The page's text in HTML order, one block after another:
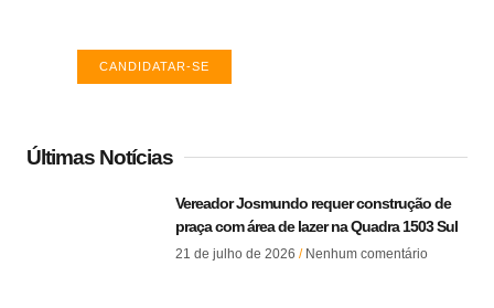
CANDIDATAR-SE
Últimas Notícias
Vereador Josmundo requer construção de
praça com área de lazer na Quadra 1503 Sul
21 de julho de 2026 Nenhum comentário